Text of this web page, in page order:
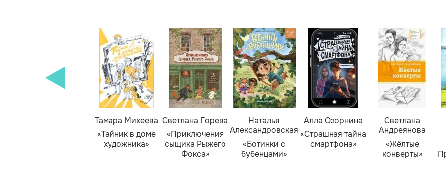
Тамара Михеева
«Тайник в доме
художника»
Светлана Горева
«Приключения
сыщика Рыжего
Фокса»
Наталья
Александровская
«Ботинки с
бубенцами»
Алла Озорнина
«Страшная тайна
смартфона»
Светлана
Андреянова
«Жёлтые
конверты»